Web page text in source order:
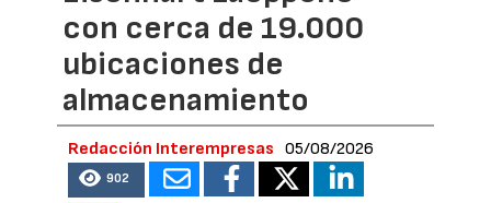
con cerca de 19.000
ubicaciones de
almacenamiento
Redacción Interempresas 05/08/2026
902